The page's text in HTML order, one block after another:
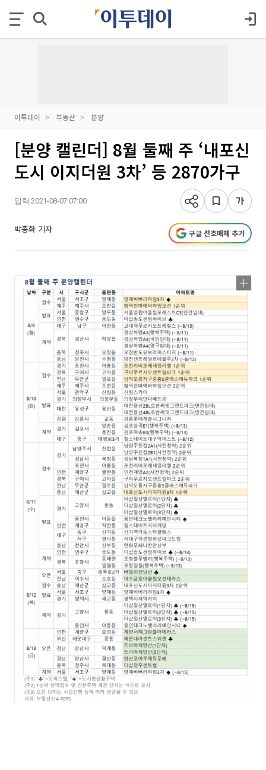
이투데이 부동산 분양
[분양 캘린더] 8월 둘째 주 ‘내포신
도시 이지더원 3차’ 등 2870가구
입력 2021-08-07 07:00
박종화 기자 구글 선호매체 추가